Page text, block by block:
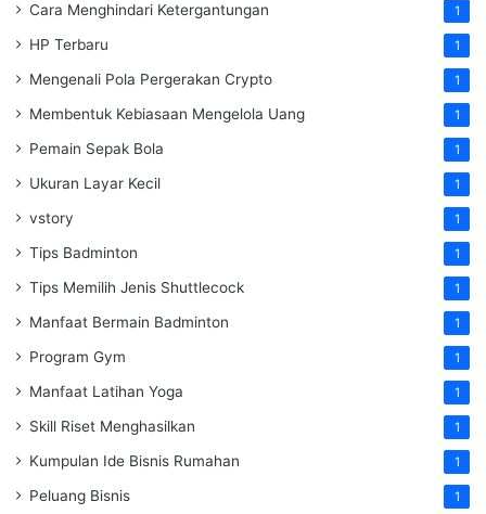
Cara Menghindari Ketergantungan 1
HP Terbaru 1
Mengenali Pola Pergerakan Crypto 1
Membentuk Kebiasaan Mengelola Uang 1
Pemain Sepak Bola 1
Ukuran Layar Kecil 1
vstory 1
Tips Badminton 1
Tips Memilih Jenis Shuttlecock 1
Manfaat Bermain Badminton 1
Program Gym 1
Manfaat Latihan Yoga 1
Skill Riset Menghasilkan 1
Kumpulan Ide Bisnis Rumahan 1
Peluang Bisnis 1